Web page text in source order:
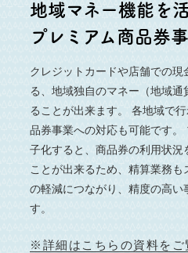
地域マネー機能を
プレミアム商品券
クレジットカードや店舗での
る、地域独自のマネー（地域
ることが出来ます。 各地域で
品券事業への対応も可能です
子化すると、商品券の利用状況
ことが出来るため、精算業務も
の軽減につながり、精度の高い
す。
※詳細はこちらの資料をご